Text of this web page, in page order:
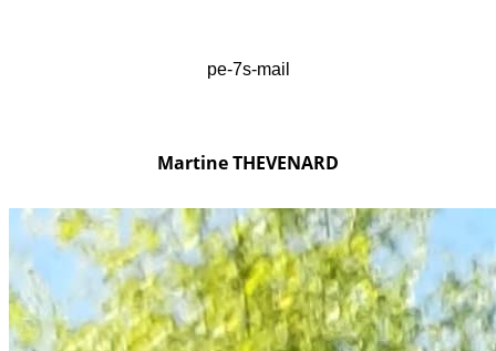
pe-7s-mail
Martine THEVENARD